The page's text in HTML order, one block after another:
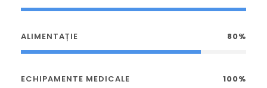
ALIMENTAȚIE 80%
ECHIPAMENTE MEDICALE 100%